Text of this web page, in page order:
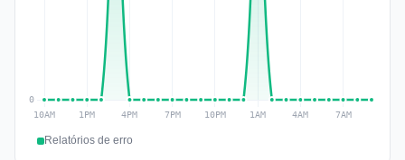
Relatórios de erro